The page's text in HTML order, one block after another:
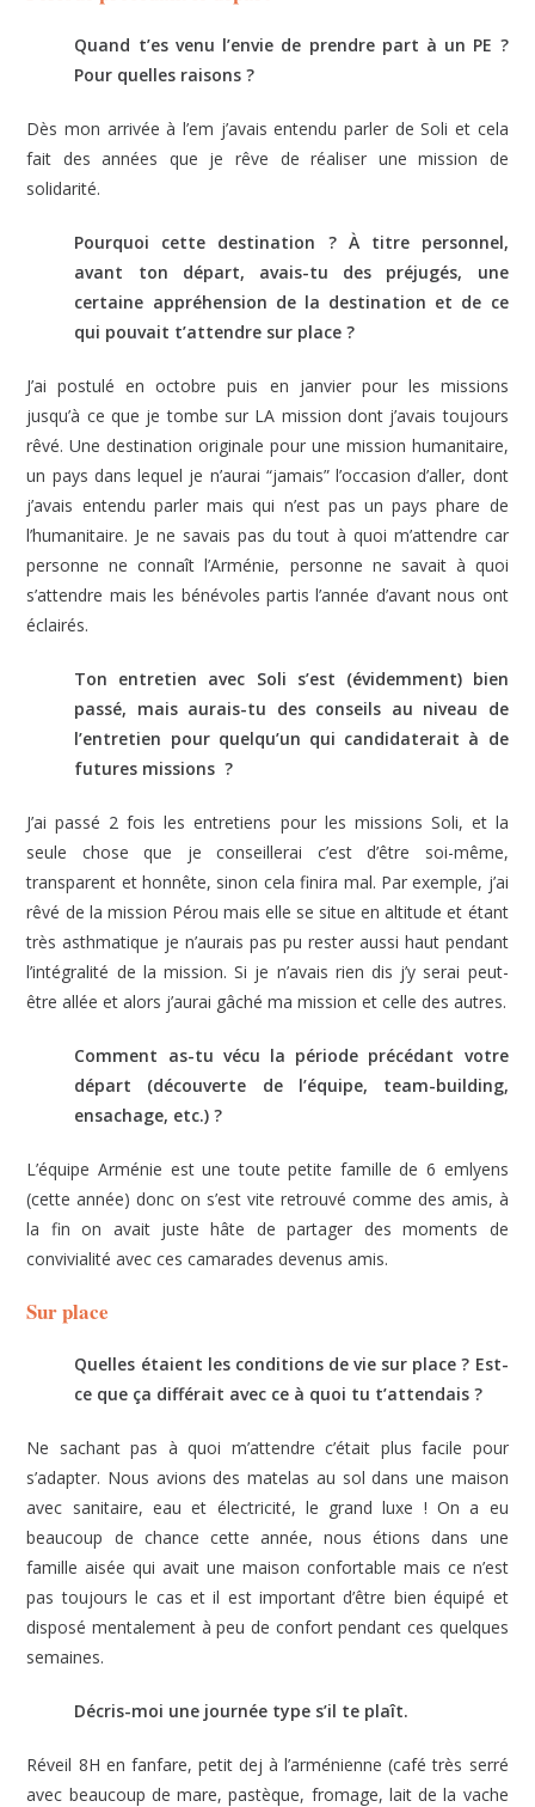
Quand t’es venu l’envie de prendre part à un PE ?
Pour quelles raisons ?
Dès mon arrivée à l’em j’avais entendu parler de Soli et cela
fait des années que je rêve de réaliser une mission de
solidarité.
Pourquoi cette destination ? À titre personnel,
avant ton départ, avais-tu des préjugés, une
certaine appréhension de la destination et de ce
qui pouvait t’attendre sur place ?
J’ai postulé en octobre puis en janvier pour les missions
jusqu’à ce que je tombe sur LA mission dont j’avais toujours
rêvé. Une destination originale pour une mission humanitaire,
un pays dans lequel je n’aurai “jamais” l’occasion d’aller, dont
j’avais entendu parler mais qui n’est pas un pays phare de
l’humanitaire. Je ne savais pas du tout à quoi m’attendre car
personne ne connaît l’Arménie, personne ne savait à quoi
s’attendre mais les bénévoles partis l’année d’avant nous ont
éclairés.
Ton entretien avec Soli s’est (évidemment) bien
passé, mais aurais-tu des conseils au niveau de
l’entretien pour quelqu’un qui candidaterait à de
futures missions ?
J’ai passé 2 fois les entretiens pour les missions Soli, et la
seule chose que je conseillerai c’est d’être soi-même,
transparent et honnête, sinon cela finira mal. Par exemple, j’ai
rêvé de la mission Pérou mais elle se situe en altitude et étant
très asthmatique je n’aurais pas pu rester aussi haut pendant
l’intégralité de la mission. Si je n’avais rien dis j’y serai peut-
être allée et alors j’aurai gâché ma mission et celle des autres.
Comment as-tu vécu la période précédant votre
départ (découverte de l’équipe, team-building,
ensachage, etc.) ?
L’équipe Arménie est une toute petite famille de 6 emlyens
(cette année) donc on s’est vite retrouvé comme des amis, à
la fin on avait juste hâte de partager des moments de
convivialité avec ces camarades devenus amis.
Sur place
Quelles étaient les conditions de vie sur place ? Est-
ce que ça différait avec ce à quoi tu t’attendais ?
Ne sachant pas à quoi m’attendre c’était plus facile pour
s’adapter. Nous avions des matelas au sol dans une maison
avec sanitaire, eau et électricité, le grand luxe ! On a eu
beaucoup de chance cette année, nous étions dans une
famille aisée qui avait une maison confortable mais ce n’est
pas toujours le cas et il est important d’être bien équipé et
disposé mentalement à peu de confort pendant ces quelques
semaines.
Décris-moi une journée type s’il te plaît.
Réveil 8H en fanfare, petit dej à l’arménienne (café très serré
avec beaucoup de mare, pastèque, fromage, lait de la vache